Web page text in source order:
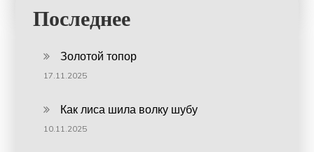
Последнее
Золотой топор
17.11.2025
Как лиса шила волку шубу
10.11.2025